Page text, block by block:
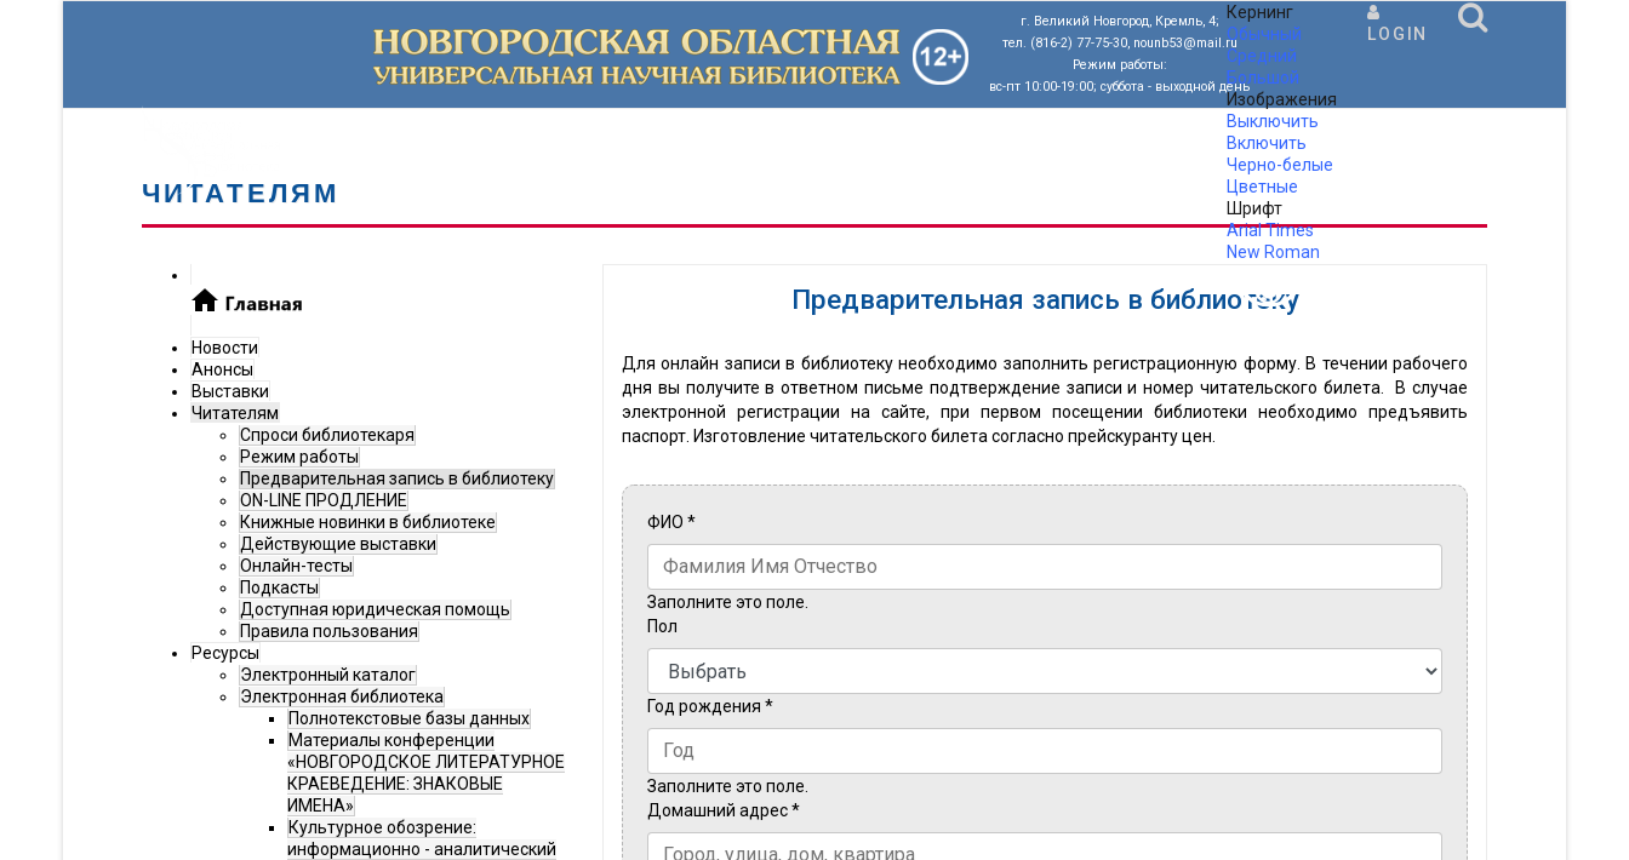
г. Великий Новгород, Кремль, 4;
тел. (816-2) 77-75-30, nounb53@mail.ru
Режим работы:
вс-пт 10:00-19:00; суббота - выходной день
Кернинг
Обычный
Средний
Большой
Изображения
Выключить
Включить
Черно-белые
Цветные
Шрифт
ArialTimes
New Roman
LOGIN
ЧИТАТЕЛЯМ
Новости
Анонсы
Выставки
Читателям
Спроси библиотекаря
Режим работы
Предварительная запись в библиотеку
ON-LINE ПРОДЛЕНИЕ
Книжные новинки в библиотеке
Действующие выставки
Онлайн-тесты
Подкасты
Доступная юридическая помощь
Правила пользования
Ресурсы
Электронный каталог
Электронная библиотека
Полнотекстовые базы данных
Материалы конференции
«НОВГОРОДСКОЕ ЛИТЕРАТУРНОЕ
КРАЕВЕДЕНИЕ: ЗНАКОВЫЕ
ИМЕНА»
Культурное обозрение:
информационно - аналитический
Предварительная запись в библиотеку
Для онлайн записи в библиотеку необходимо заполнить регистрационную форму. В течении рабочего
дня вы получите в ответном письме подтверждение записи и номер читательского билета. В случае
электронной регистрации на сайте, при первом посещении библиотеки необходимо предъявить
паспорт. Изготовление читательского билета согласно прейскуранту цен.
ФИО *
Заполните это поле.
Пол
Год рождения *
Заполните это поле.
Домашний адрес*